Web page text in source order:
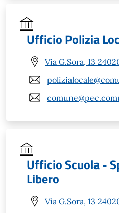
Ufficio Polizia
Via G.Sora, 13
Ufficio Scuola -
Libero
Via G.Sora, 13